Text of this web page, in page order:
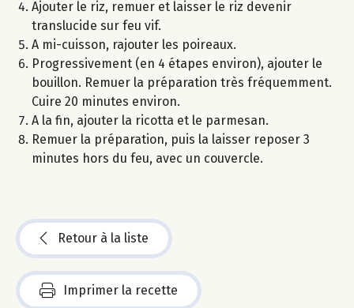
Ajouter le riz, remuer et laisser le riz devenir
translucide sur feu vif.
A mi-cuisson, rajouter les poireaux.
Progressivement (en 4 étapes environ), ajouter le
bouillon. Remuer la préparation très fréquemment.
Cuire 20 minutes environ.
A la fin, ajouter la ricotta et le parmesan.
Remuer la préparation, puis la laisser reposer 3
minutes hors du feu, avec un couvercle.
Retour à la liste
Imprimer la recette